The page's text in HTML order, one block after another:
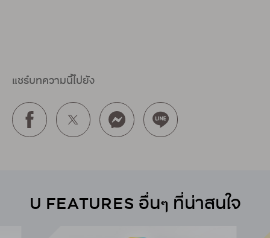
แชร์บทความนี้ไปยัง
U FEATURES อื่นๆ ที่น่าสนใจ